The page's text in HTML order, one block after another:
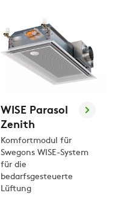
WISE Parasol
Zenith
Komfortmodul für
Swegons WISE-System
für die
bedarfsgesteuerte
Lüftung